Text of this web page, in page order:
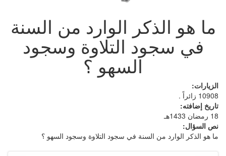
ما هو الذكر الوارد من السنة
في سجود التلاوة وسجود
السهو ؟
الزيارات:
10908 زائراً .
تاريخ إضافته:
18 رمضان 1433هـ
نص السؤال:
ما هو الذكر الوارد من السنة في سجود التلاوة وسجود السهو ؟